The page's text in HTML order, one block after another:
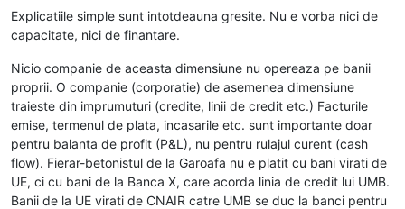
Explicatiile simple sunt intotdeauna gresite. Nu e vorba nici de
capacitate, nici de finantare.
Nicio companie de aceasta dimensiune nu opereaza pe banii
proprii. O companie (corporatie) de asemenea dimensiune
traieste din imprumuturi (credite, linii de credit etc.) Facturile
emise, termenul de plata, incasarile etc. sunt importante doar
pentru balanta de profit (P&L), nu pentru rulajul curent (cash
flow). Fierar-betonistul de la Garoafa nu e platit cu bani virati de
UE, ci cu bani de la Banca X, care acorda linia de credit lui UMB.
Banii de la UE virati de CNAIR catre UMB se duc la banci pentru